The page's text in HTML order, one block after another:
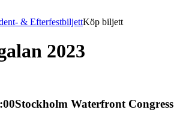
& EfterfestbiljettKöp biljett
2023
Stockholm Waterfront Congress